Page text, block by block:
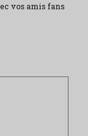
vos amis fans